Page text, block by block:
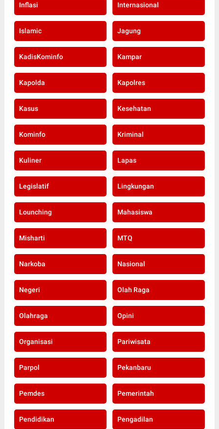
Inflasi Internasional
Islamic Jagung
KadisKominfo Kampar
Kapolda Kapolres
Kasus Kesehatan
Kominfo Kriminal
Kuliner Lapas
Legislatif Lingkungan
Lounching Mahasiswa
Misharti MTQ
Narkoba Nasional
Negeri Olah Raga
Olahraga Opini
Organisasi Pariwisata
Parpol Pekanbaru
Pemdes Pemerintah
Pendidikan Pengadilan